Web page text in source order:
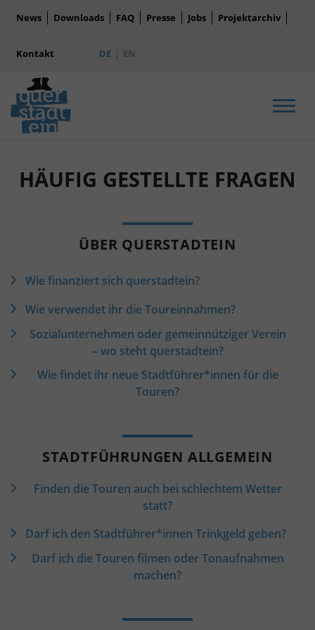
News Downloads FAQ Presse Jobs Projektarchiv
Kontakt DE EN
HÄUFIG GESTELLTE FRAGEN
ÜBER QUERSTADTEIN
Wie finanziert sich querstadtein?
Wie verwendet ihr die Toureinnahmen?
Sozialunternehmen oder gemeinnütziger Verein
– wo steht querstadtein?
Wie findet ihr neue Stadtführer*innen für die
Touren?
STADTFÜHRUNGEN ALLGEMEIN
Finden die Touren auch bei schlechtem Wetter
statt?
Darf ich den Stadtführer*innen Trinkgeld geben?
Darf ich die Touren filmen oder Tonaufnahmen
machen?